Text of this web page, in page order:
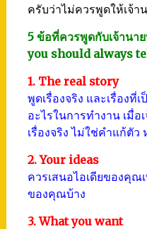
ครับว่าไม่ควรพูดให้เจ้า
5 ข้อที่ควรพูดกับเจ้านา
you should always
1. The real story
พูดเรื่องจริง และเรื่องที่
อะไรในการทำงาน เมื่
เรื่องจริง ไม่ใช่คำแก้ตั
2. Your ideas
ควรเสนอไอเดียของคุ
ของคุณบ้าง
3. What you want